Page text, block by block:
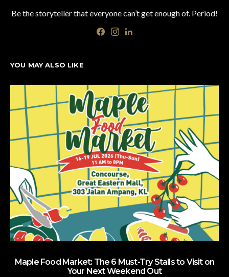
Be the storyteller that everyone can’t get enough of. Period!
YOU MAY ALSO LIKE
Maple Food Market: The 6 Must-Try Stalls to Visit on
Your Next Weekend Out